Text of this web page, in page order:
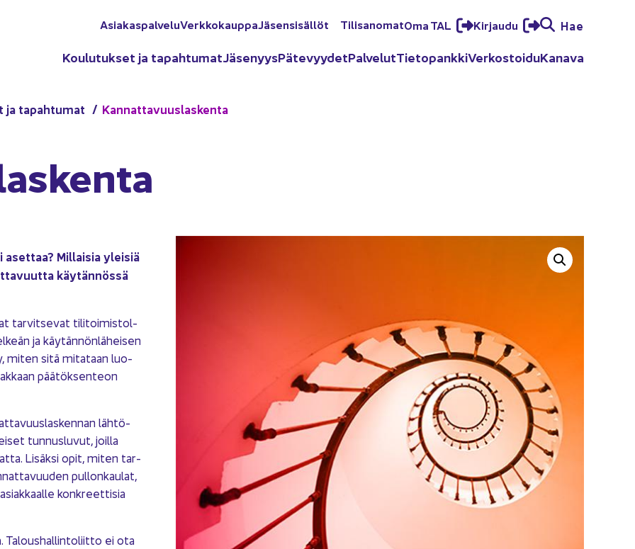
Asia­kas­pal­ve­luVerk­ko­kaup­paJä­sen­si­säl­löt Ti­li­sa­no­matOma TAL Kir­jau­du Hae
Kou­lu­tuk­set ja ta­pah­tu­matJä­se­nyysPä­te­vyy­detPal­ve­lutTie­to­pank­kiVer­kos­toi­duKa­na­va
ja ta­pah­tu­mat Kan­nat­ta­vuus­las­ken­ta
Mil­lai­sia ylei­siä
käy­tän­nös­sä
tar­vit­se­vat ti­li­toi­mis­tol­
ja käy­tän­nön­lä­hei­sen
miten sitä mi­ta­taan luo­
pää­tök­sen­teon
läh­tö­
tun­nus­lu­vut, joil­la
Li­säk­si opit, miten tar­
pul­lon­kau­lat,
kon­kreet­ti­sia
Ta­lous­hal­lin­to­liit­to ei ota